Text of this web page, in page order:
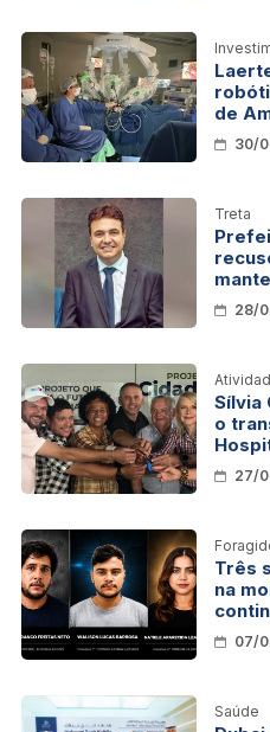
de
30/
Treta
28/
Sílvia
o
27/
Três
na
07/
Saúde